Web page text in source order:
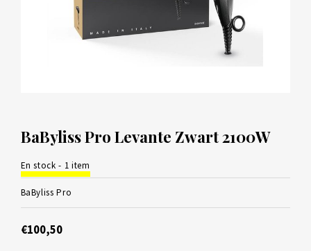
BaByliss Pro Levante Zwart 2100W
En stock - 1 item
BaByliss Pro
€100,50